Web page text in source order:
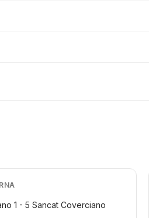
1 - 5 Sancat Coverciano